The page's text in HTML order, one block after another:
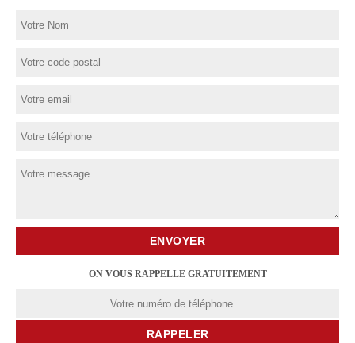
ON VOUS RAPPELLE GRATUITEMENT